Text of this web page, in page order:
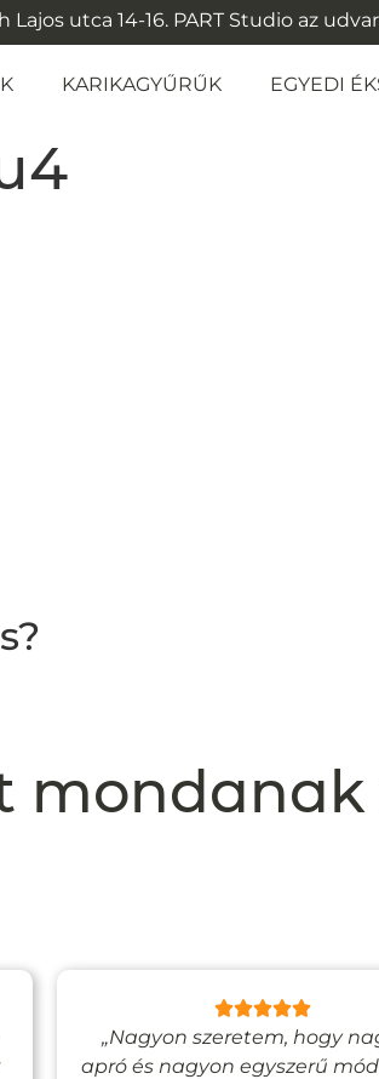
utca 14-16. PART Studio az
KARIKAGYŰRŰK EGYEDI
mondanak
„Nagyon szeretem, hogy
apró és nagyon egyszerű